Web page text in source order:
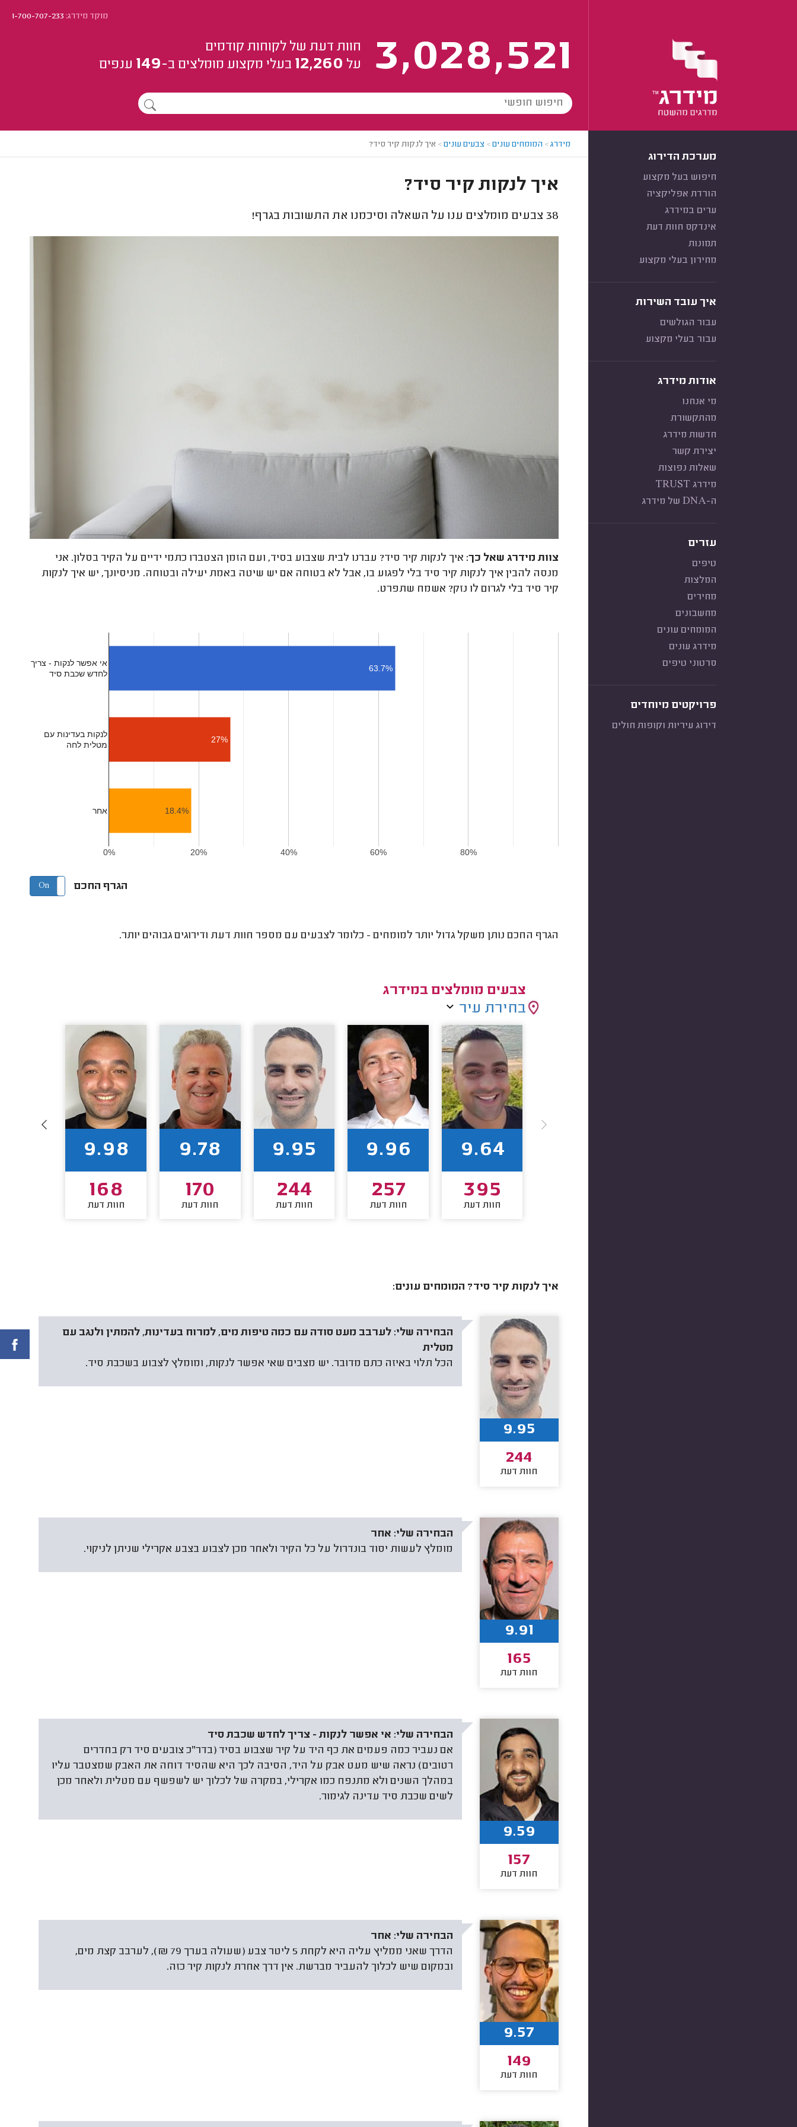
מוקד מידרג:1-700-707-233
3,028,521
חוות דעת של לקוחות קודמים
על 12,260 בעלי מקצוע מומלצים ב-149 ענפים
מערכת הדירוג
חיפוש בעל מקצוע
הורדת אפליקציה
ערים במידרג
אינדקס חוות דעת
תמונות
מחירון בעלי מקצוע
איך עובד השירות
עבור הגולשים
עבור בעלי מקצוע
אודות מידרג
מי אנחנו
מהתקשורת
חדשות מידרג
יצירת קשר
שאלות נפוצות
מידרג TRUST
ה-DNA של מידרג
עזרים
טיפים
המלצות
מחירים
מחשבונים
המומחים עונים
מידרג עונים
סרטוני טיפים
פרויקטים מיוחדים
דירוג עיריות וקופות חולים
מידרג> המומחים עונים> צבעים עונים> איך לנקות קיר סיד?
איך לנקות קיר סיד?
38צבעים מומלצים ענו על השאלה וסיכמנו את התשובות בגרף!
צוות מידרג שאל כך: איך לנקות קיר סיד? עברנו לבית שצבוע בסיד, ועם הזמן הצטברו כתמי ידיים על הקיר בסלון. אני
מנסה להבין איך לנקות קיר סיד בלי לפגוע בו, אבל לא בטוחה אם יש שיטה באמת יעילה ובטוחה. מניסיונך, יש איך לנקות
קיר סיד בלי לגרום לו נזק? אשמח שתפרט.
0% 20% 40% 60% 80%
אי אפשר לנקות - צריך
לחדש שכבת סיד
לנקות בעדינות עם
מטלית לחה
אחר
63.7%
27%
18.4%
הגרף החכם On Off
הגרף החכם נותן משקל גדול יותר למומחים - כלומר לצבעים עם מספר חוות דעת ודירוגים גבוהים יותר.
צבעים מומלצים במידרג
בחירת עיר
9.64
395
חוות דעת
9.96
257
חוות דעת
9.95
244
חוות דעת
9.78
170
חוות דעת
9.98
168
חוות דעת
איך לנקות קיר סיד? המומחים עונים:
הבחירה שלי:לערבב מעט סודה עם כמה טיפות מים, למרוח בעדינות, להמתין ולנגב עם
מטלית
הכל תלוי באיזה כתם מדובר. יש מצבים שאי אפשר לנקות, ומומלץ לצבוע בשכבת סיד.
9.95
244
חוות דעת
הבחירה שלי: אחר
מומלץ לעשות יסוד בונדרול על כל הקיר ולאחר מכן לצבוע בצבע אקרילי שניתן לניקוי.
9.91
165
חוות דעת
הבחירה שלי: אי אפשר לנקות - צריך לחדש שכבת סיד
אם נעביר כמה פעמים את כף היד על קיר שצבוע בסיד (בדר"כ צובעים סיד רק בחדרים
רטובים) נראה שיש מעט אבק על היד, הסיבה לכך היא שהסיד דוחה את האבק שמצטבר עליו
במהלך השנים ולא מתנפח כמו אקרילי, במקרה של לכלוך יש לשפשף עם מטלית ולאחר מכן
לשים שכבת סיד עדינה לגימור.
9.59
157
חוות דעת
הבחירה שלי: אחר
הדרך שאני ממליץ עליה היא לקחת 5 ליטר צבע (שעולה בערך 79 ₪), לערבב קצת מים,
ובמקום שיש לכלוך להעביר מברשת. אין דרך אחרת לנקות קיר כזה.
9.57
149
חוות דעת